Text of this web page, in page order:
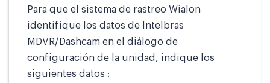
Para que el sistema de rastreo Wialon
identifique los datos de Intelbras
MDVR/Dashcam en el diálogo de
configuración de la unidad, indique los
siguientes datos :